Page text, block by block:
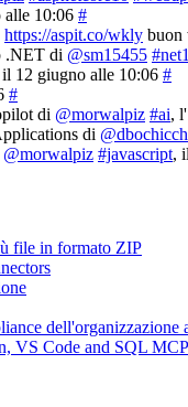
alle 10:06 #
https://aspit.co/wkly buon
.NET di @sm15455
il 12 giugno alle 10:06 #
#
di @morwalpiz #ai,
di
@morwalpiz #javascript,
file in formato ZIP
dell'organizzazione
VS Code and SQL